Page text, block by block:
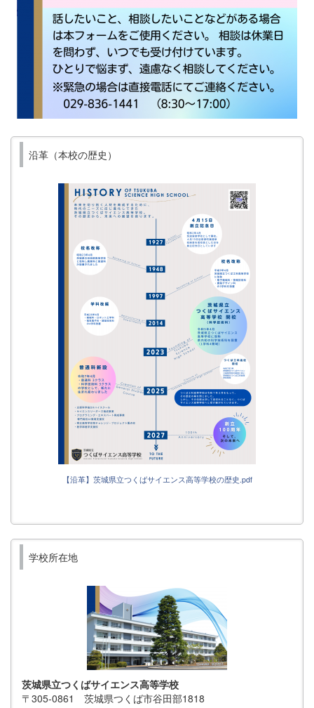
沿革（本校の歴史）
【沿革】茨城県立つくばサイエンス高等学校の歴史.pdf
学校所在地
茨城県立つくばサイエンス高等学校
〒305-0861 茨城県つくば市谷田部1818